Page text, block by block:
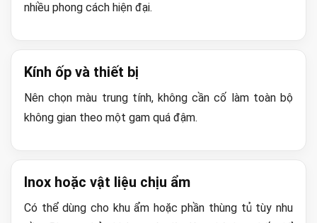
nhiều phong cách hiện đại.
Kính ốp và thiết bị
Nên chọn màu trung tính, không cần cố làm toàn bộ
không gian theo một gam quá đậm.
Inox hoặc vật liệu chịu ẩm
Có thể dùng cho khu ẩm hoặc phần thùng tủ tùy nhu